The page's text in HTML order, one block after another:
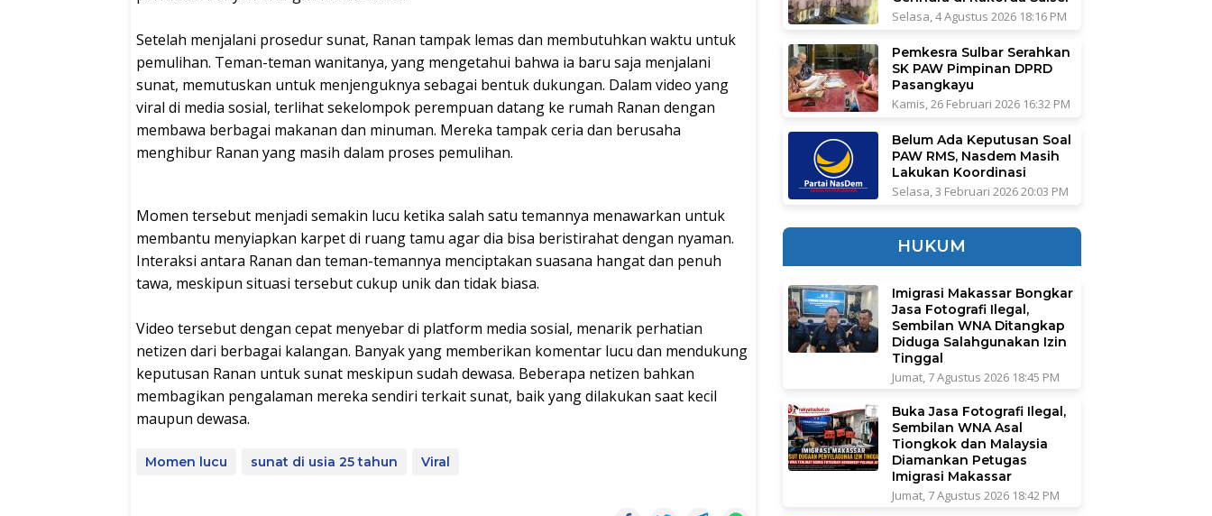
Setelah menjalani prosedur sunat, Ranan tampak lemas dan membutuhkan waktu untuk
pemulihan. Teman-teman wanitanya, yang mengetahui bahwa ia baru saja menjalani
sunat, memutuskan untuk menjenguknya sebagai bentuk dukungan. Dalam video yang
viral di media sosial, terlihat sekelompok perempuan datang ke rumah Ranan dengan
membawa berbagai makanan dan minuman. Mereka tampak ceria dan berusaha
menghibur Ranan yang masih dalam proses pemulihan.
Momen tersebut menjadi semakin lucu ketika salah satu temannya menawarkan untuk
membantu menyiapkan karpet di ruang tamu agar dia bisa beristirahat dengan nyaman.
Interaksi antara Ranan dan teman-temannya menciptakan suasana hangat dan penuh
tawa, meskipun situasi tersebut cukup unik dan tidak biasa.
Video tersebut dengan cepat menyebar di platform media sosial, menarik perhatian
netizen dari berbagai kalangan. Banyak yang memberikan komentar lucu dan mendukung
keputusan Ranan untuk sunat meskipun sudah dewasa. Beberapa netizen bahkan
membagikan pengalaman mereka sendiri terkait sunat, baik yang dilakukan saat kecil
maupun dewasa.
Momen lucu sunat di usia 25 tahun Viral
Selasa, 4 Agustus 2026 18:16 PM
Pemkesra Sulbar Serahkan
SK PAW Pimpinan DPRD
Pasangkayu
Kamis, 26 Februari 2026 16:32 PM
Belum Ada Keputusan Soal
PAW RMS, Nasdem Masih
Lakukan Koordinasi
Selasa, 3 Februari 2026 20:03 PM
HUKUM
Imigrasi Makassar Bongkar
Jasa Fotografi Ilegal,
Sembilan WNA Ditangkap
Diduga Salahgunakan Izin
Tinggal
Jumat, 7 Agustus 2026 18:45 PM
Buka Jasa Fotografi Ilegal,
Sembilan WNA Asal
Tiongkok dan Malaysia
Diamankan Petugas
Imigrasi Makassar
Jumat, 7 Agustus 2026 18:42 PM